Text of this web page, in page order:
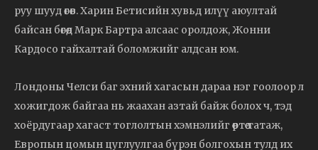
руу шууд өгөв. Харин Бетисийн хувьд илүү аюултай
байсан бөгөөд Марк Бартра алсаас оролдож, Жонни
Кардосо гайхалтай боломжийг алдсан юм.
Лондоны Челси баг эхний хагасын дараа нэг гоолоор л
хожигдож байгаа нь жаахан азтай байж болох ч, тэд
хоёрдугаар хагаст тоглолтын хэмнэлийг өөртөө татаж,
Европын цомын цуглуулгаа бүрэн болгохын тулд их